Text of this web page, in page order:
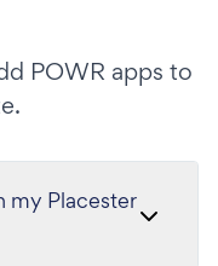
POWR apps to
my Placester